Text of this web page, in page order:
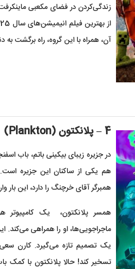
زندگی‌کردن در فضای مکعبی
آن، همراه با این گروه، راه برگشت به
4 – پلانکتون (Plankton)
در جزیره زیبای بیکینی‌ باتم، باب
هم یکی از ساکنان این جزیره
همبرگر آقای خرچنگ را دارد، این
همسر پلانکتون، یک
ماجراجویی‌ها، او را همراهی می‌کند.
یک تصمیم تازه می‌گیرد. کارن
تسخیر کند! حالا پلانکتون با کمک